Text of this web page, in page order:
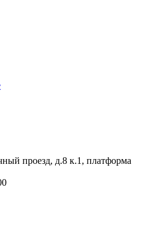
проезд, д.8 к.1, платформа